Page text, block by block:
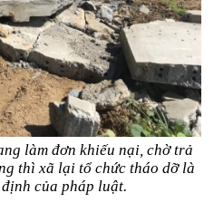
làm đơn khiếu nại, chờ trả
thì xã lại tổ chức tháo dỡ là
của pháp luật.